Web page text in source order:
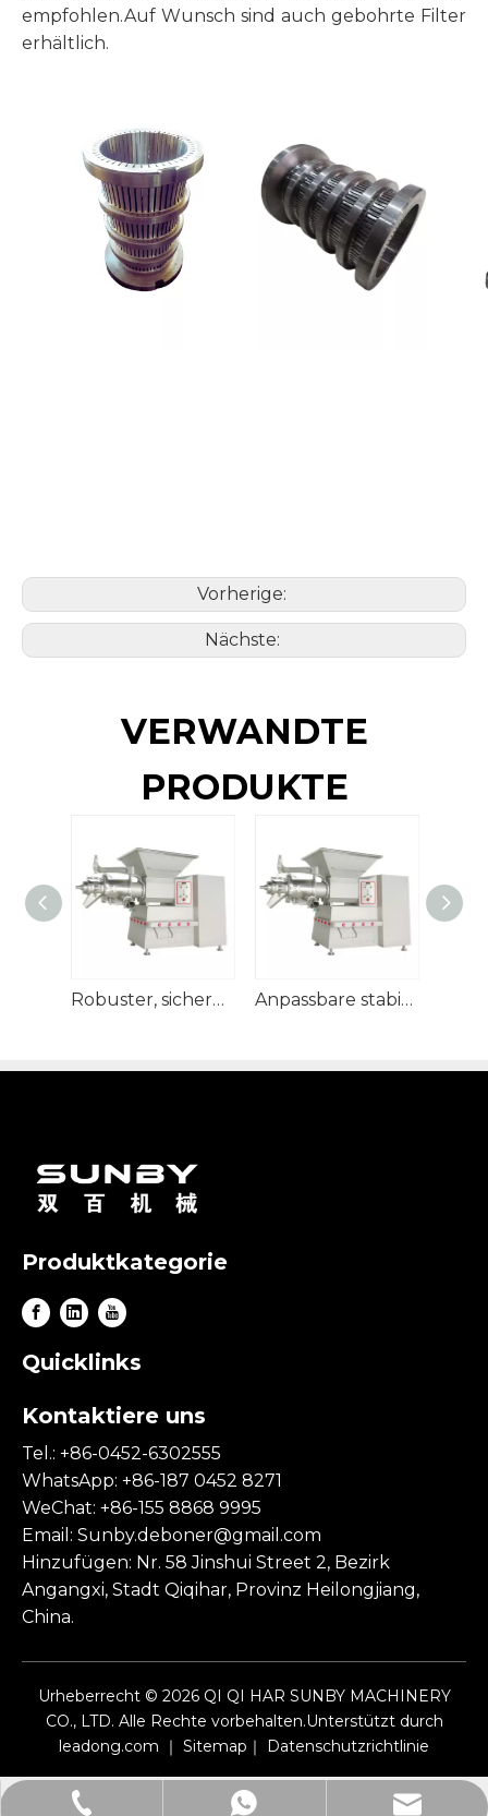
empfohlen.Auf Wunsch sind auch gebohrte Filter
erhältlich.
Vorherige:
Nächste:
VERWANDTE
PRODUKTE
Robuster, sicherer kommerzieller Hähnchenfleisch-Trenner Anpassbare stabile Geflügelzerlegungsmaschine für die Fleischverarbeitung
Produktkategorie
+86-0452-6302555
+86-18704528271
Sunby.deboner@gmail.com
Quicklinks
Kontaktiere uns
Tel.: +86-0452-6302555
WhatsApp: +86-187 0452 8271
WeChat: +86-155 8868 9995
Email: Sunby.deboner@gmail.com
Hinzufügen: Nr. 58 Jinshui Street 2, Bezirk
Angangxi, Stadt Qiqihar, Provinz Heilongjiang,
China.
Urheberrecht © 2026QI QI HAR SUNBY MACHINERY
CO., LTD. Alle Rechte vorbehalten.Unterstützt durch
leadong.com ｜ Sitemap ｜ Datenschutzrichtlinie